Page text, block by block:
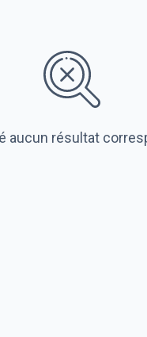
aucun résultat